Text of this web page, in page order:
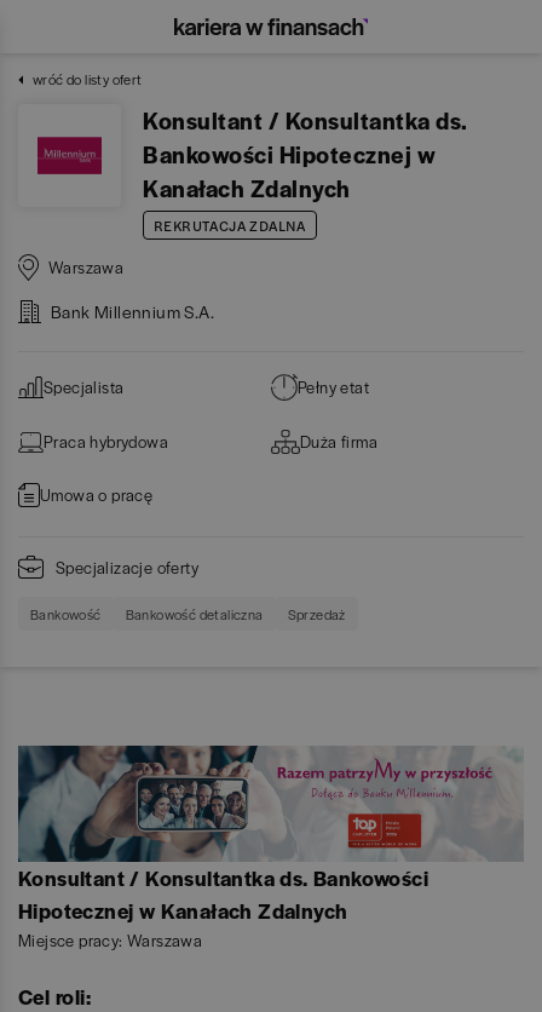
wróć do listy ofert
Konsultant / Konsultantka ds.
Bankowości Hipotecznej w
Kanałach Zdalnych
REKRUTACJA ZDALNA
Warszawa
Bank Millennium S.A.
Specjalista Pełny etat
Praca hybrydowa Duża firma
Umowa o pracę
Specjalizacje oferty
Bankowość Bankowość detaliczna Sprzedaż
Konsultant / Konsultantka ds. Bankowości
Hipotecznej w Kanałach Zdalnych
Miejsce pracy: Warszawa
Cel roli: